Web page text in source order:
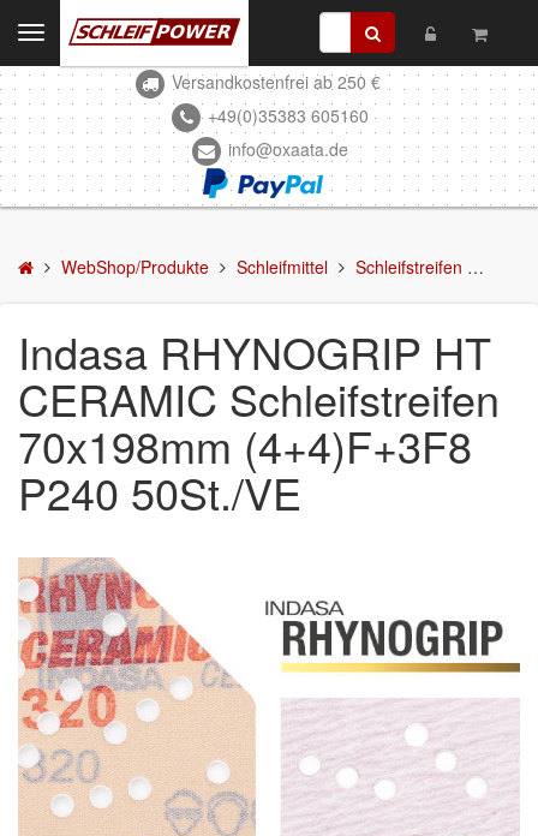
Kontakt
WebShop/Produkte
Schleifmittel
Schleifscheiben
DELTA-Schleifscheiben
Schleifstreifen
Schleifmittel in Rollen
Schleifbogen
Schleifvlies
Schleif-Handpads
Zubehör/Hilfsmittel
Kleben & Beschichten
Abdecken
Spachteln
Lackieren
Toggle
navigation Versandkostenfrei ab 250 €
+49(0)35383 605160
info@oxaata.de
WebShop/Produkte Schleifmittel Schleifstreifen
Indasa RHYNOGRIP HT
CERAMIC Schleifstreifen
70x198mm (4+4)F+3F8
P240 50St./VE